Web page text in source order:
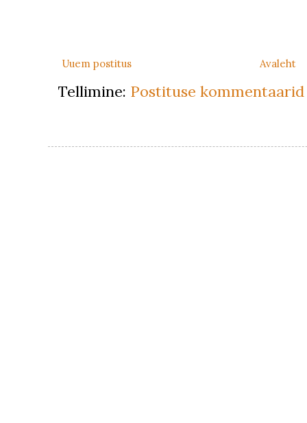
Uuem postitus Avaleht
Tellimine: Postituse